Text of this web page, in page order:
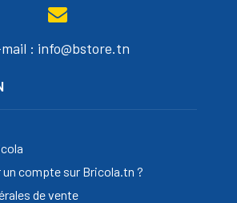
: info@bstore.tn
compte sur Bricola.tn ?
de vente